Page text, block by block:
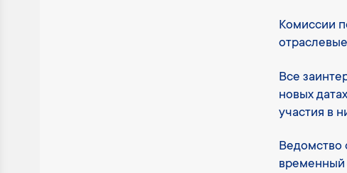
Комиссии
Все
новых
участия в
Ведомство
временный